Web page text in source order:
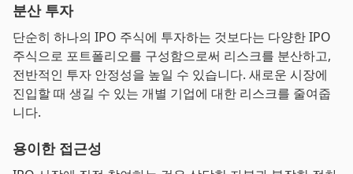
분산 투자
단순히 하나의 IPO 주식에 투자하는 것보다는 다양한 IPO
주식으로 포트폴리오를 구성함으로써 리스크를 분산하고,
전반적인 투자 안정성을 높일 수 있습니다. 새로운 시장에
진입할 때 생길 수 있는 개별 기업에 대한 리스크를 줄여줍
니다.
용이한 접근성